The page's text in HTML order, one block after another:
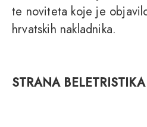
te noviteta koje je
hrvatskih nakladnika.
STRANA BELETRISTIKA